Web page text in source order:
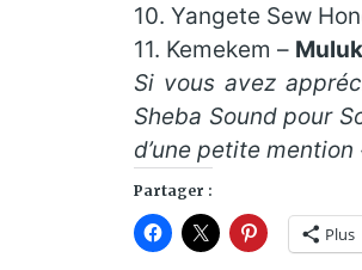
10. Yangete Sew
11. Kemekem –
Si vous avez
Sheba Sound pour
d’une petite mention
Partager :
Plus